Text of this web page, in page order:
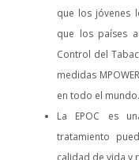
que los jóvenes
que los países
Control del
medidas
en todo el mundo.
La EPOC es
tratamiento
calidad de vida y